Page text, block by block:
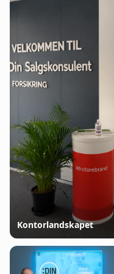
Kontorlandskapet